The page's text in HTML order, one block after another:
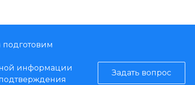
подготовим
информации
Задать вопрос